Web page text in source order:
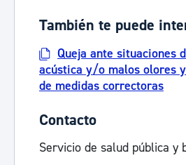
También te puede
Queja ante situaciones
acústica y/o malos olores
de medidas correctoras
Contacto
Servicio de salud pública y